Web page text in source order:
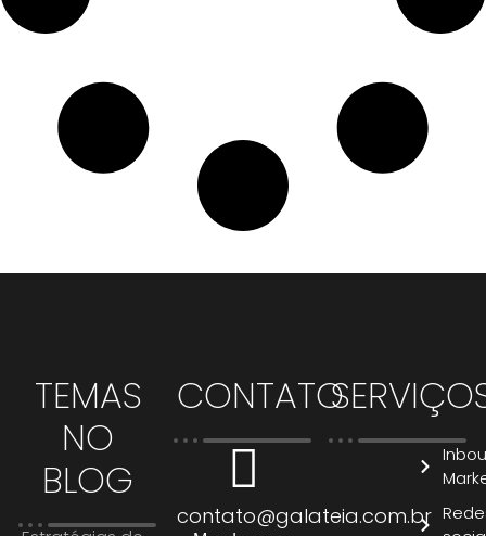
TEMAS
NO
BLOG
CONTATO
contato@galateia.com.br